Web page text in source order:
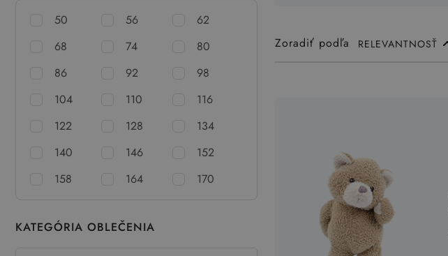
50 56
62
68
74
80
86
92
98
104
110
116
122
128
134
140
146
152
158
164 170
KATEGÓRIA OBLEČENIA
Zoradiť podľa RELEVANTNOSŤ